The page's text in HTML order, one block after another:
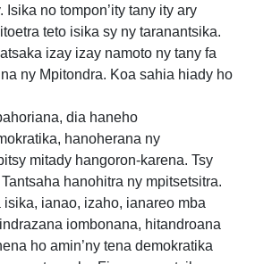
Isika no tompon’ity tany ity ary
teto isika sy ny taranantsika.
izay izay namoto ny tany fa
ny Mpitondra. Koa sahia hiady ho
dia haneho
hanoherana ny
mitady hangoron-karena. Tsy
hanohitra ny mpitsetsitra.
ianao, izaho, ianareo mba
iombonana, hitandroana
ho amin’ny tena demokratika